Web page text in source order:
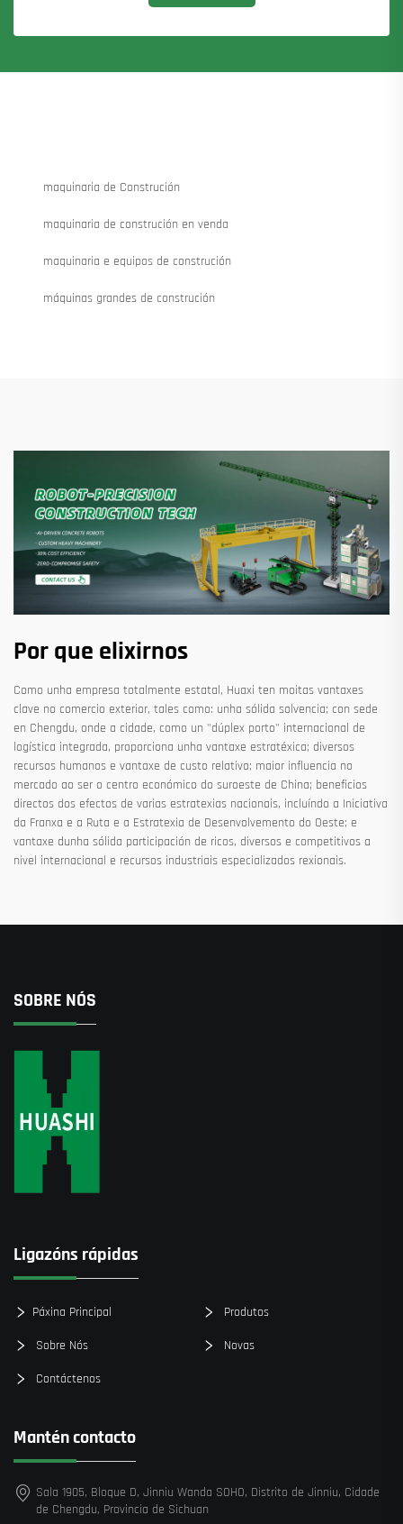
maquinaria de Construción
maquinaria de construción en venda
maquinaria e equipos de construción
máquinas grandes de construción
Por que elixirnos
Como unha empresa totalmente estatal, Huaxi ten moitas vantaxes
clave no comercio exterior, tales como: unha sólida solvencia; con sede
en Chengdu, onde a cidade, como un "dúplex porto" internacional de
logística integrada, proporciona unha vantaxe estratéxica; diversos
recursos humanos e vantaxe de custo relativo; maior influencia no
mercado ao ser o centro económico do suroeste de China; beneficios
directos dos efectos de varias estratexias nacionais, incluíndo a Iniciativa
da Franxa e a Ruta e a Estratexia de Desenvolvemento do Oeste; e
vantaxe dunha sólida participación de ricos, diversos e competitivos a
nivel internacional e recursos industriais especializados rexionais.
SOBRE NÓS
Ligazóns rápidas
Páxina Principal Produtos
Sobre Nós Novas
Contáctenos
Mantén contacto
Sala 1905, Bloque D, Jinniu Wanda SOHO, Distrito de Jinniu, Cidade
de Chengdu, Provincia de Sichuan